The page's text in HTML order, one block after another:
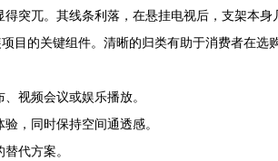
突兀。其线条利落，在悬挂电视后，支架本身
目的关键组件。清晰的归类有助于消费者在选
视频会议或娱乐播放。
，同时保持空间通透感。
代方案。